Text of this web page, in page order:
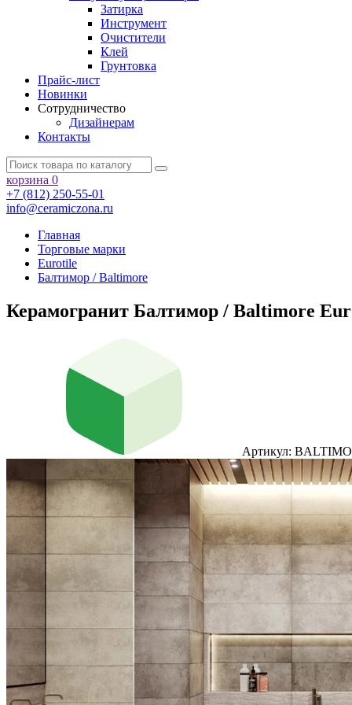
Затирка
Инструмент
Очистители
Клей
Грунтовка
Прайс-лист
Новинки
Сотрудничество
Дизайнерам
Контакты
корзина 0
+7 (812) 250-55-01
info@ceramiczona.ru
Главная
Торговые марки
Eurotile
Балтимор / Baltimore
Керамогранит Балтимор / Baltimore
Артикул: